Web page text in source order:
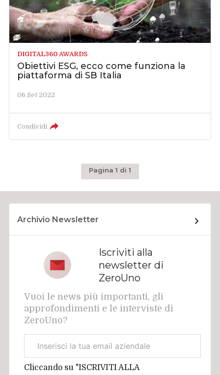
DIGITAL360 AWARDS
Obiettivi ESG, ecco come funziona la
piattaforma di SB Italia
06 Set 2022
Condividi
Pagina 1 di 1
Archivio Newsletter
Iscriviti alla
newsletter di
ZeroUno
Vuoi le news più importanti, gli
approfondimenti e le interviste di
ZeroUno?
aziendale
Cliccando su "ISCRIVITI ALLA